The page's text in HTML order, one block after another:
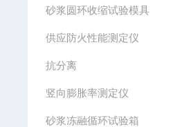
砂浆圆环收缩试验模具
供应防火性能测定仪
抗分离
竖向膨胀率测定仪
砂浆冻融循环试验箱